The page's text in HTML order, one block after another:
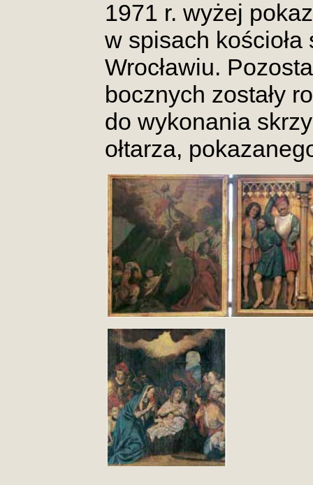
1971 r. wyżej
w spisach
Wrocławiu.
bocznych zostały
do wykonania
ołtarza,